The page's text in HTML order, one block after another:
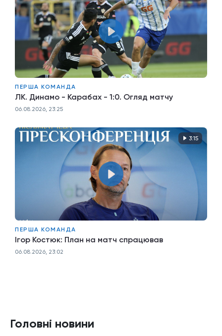
ПЕРША КОМАНДА
ЛК. Динамо - Карабах - 1:0. Огляд матчу
06.08.2026, 23:25
3:15
ПЕРША КОМАНДА
Ігор Костюк: План на матч спрацював
06.08.2026, 23:02
Головні новини